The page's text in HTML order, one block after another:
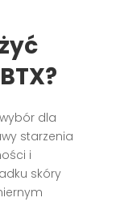
dla
starzenia
i
skóry